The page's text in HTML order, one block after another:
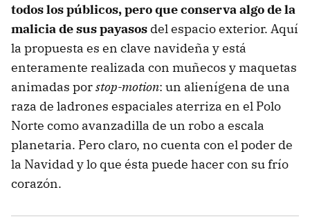
todos los públicos, pero que conserva algo de la
malicia de sus payasos del espacio exterior. Aquí
la propuesta es en clave navideña y está
enteramente realizada con muñecos y maquetas
animadas porstop-motion: un alienígena de una
raza de ladrones espaciales aterriza en el Polo
Norte como avanzadilla de un robo a escala
planetaria. Pero claro, no cuenta con el poder de
la Navidad y lo que ésta puede hacer con su frío
corazón.